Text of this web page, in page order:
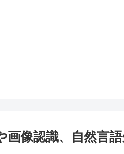
画像認識、自然言